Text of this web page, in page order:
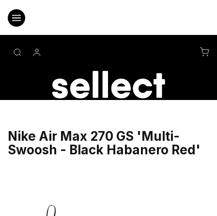
obsah
Nike Air Max 270 GS 'Multi-
Swoosh - Black Habanero Red'